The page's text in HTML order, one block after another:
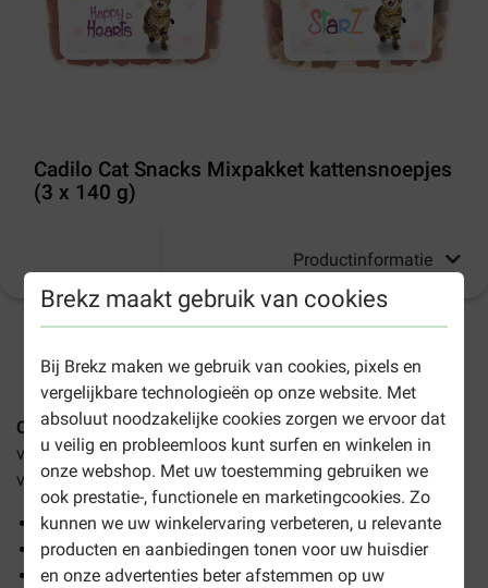
Brekz maakt gebruik van cookies
Bij Brekz maken we gebruik van cookies, pixels en
vergelijkbare technologieën op onze website. Met
absoluut noodzakelijke cookies zorgen we ervoor dat
u veilig en probleemloos kunt surfen en winkelen in
onze webshop. Met uw toestemming gebruiken we
ook prestatie-, functionele en marketingcookies. Zo
kunnen we uw winkelervaring verbeteren, u relevante
producten en aanbiedingen tonen voor uw huisdier
en onze advertenties beter afstemmen op uw
Cadilo Cat Snacks Mixpakket kattensnoepjes
(3 x 140 g)
Productinformatie
Cadilo Cat Snacks Mixpakketis een heerlijke mix van
verschillende kattensnoepjes. Deze mix is een combinatie
van Visjes, Starz en Happy Hearts.
Perfect om te variëren in smaak en vorm
Zeer geschikt als beloningssnack
Snoepjes elk ongeveer 1 cm